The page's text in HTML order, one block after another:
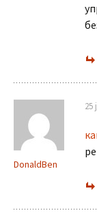
DonaldBen
25